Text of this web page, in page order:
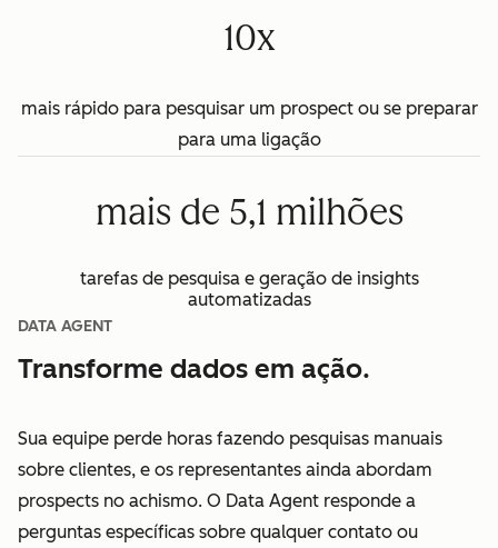
10x
mais rápido para pesquisar um prospect ou se preparar
para uma ligação
mais de 5,1 milhões
tarefas de pesquisa e geração de insights
automatizadas
DATA AGENT
Transforme dados em ação.
Sua equipe perde horas fazendo pesquisas manuais
sobre clientes, e os representantes ainda abordam
prospects no achismo. O Data Agent responde a
perguntas específicas sobre qualquer contato ou